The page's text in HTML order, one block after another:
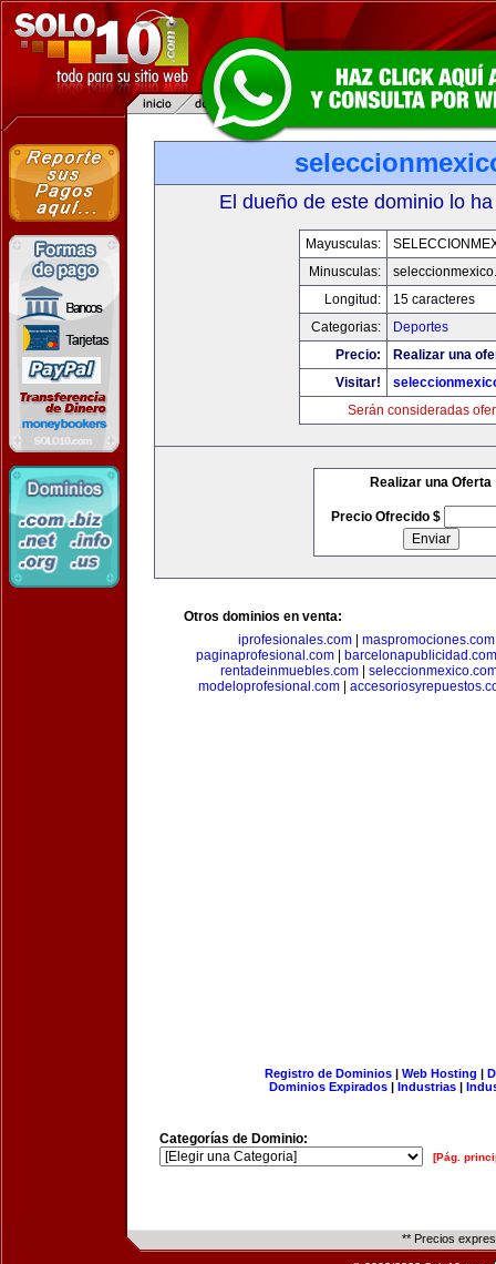
El dueño de este dominio lo
Mayusculas:
Minusculas:
Longitud:
15 caracteres
Categorias:
Deportes
Precio:
Realizar una
Visitar!
Serán consideradas
Realizar una Oferta
Precio Ofrecido $
Otros dominios en venta:
iprofesionales.com
maspromociones.com
paginaprofesional.com|
barcelonapublicidad.com
rentadeinmuebles.com
modeloprofesional.com|
Registro de Dominios| Web Hosting |
Dominios Expirados | Industrias |
Categorías de Dominio:
[Pág.
** Precios